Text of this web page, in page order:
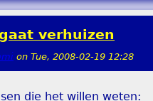
verhuizen
on Tue, 2008-02-19 12:28
die het willen weten: